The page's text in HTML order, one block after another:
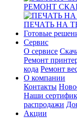
РЕМОНТ
ПЕЧАТЬ НА
Готовые
Сервис
О сервисе
Ремонт
кода Ремонт
О компании
Контакты
Наши
распродажи
Акции